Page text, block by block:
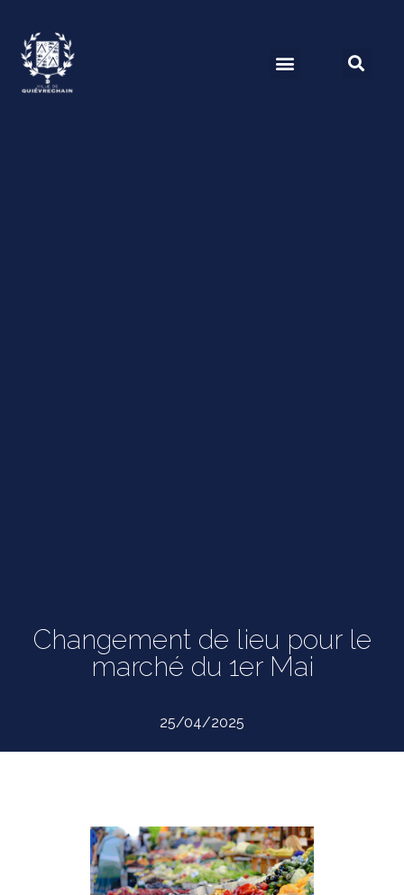
Changement de lieu pour le
marché du 1er Mai
25/04/2025